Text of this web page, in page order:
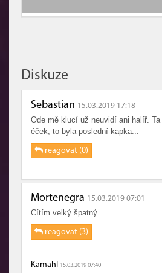
Diskuze
Sebastian 15.03.2019 17:18
Ode mě klucí už neuvidí ani halíř.
éček, to byla poslední kapka...
reagovat (0)
Mortenegra 15.03.2019 07:01
Cítím velký špatný...
reagovat (3)
Kamahl 15.03.2019 07:40